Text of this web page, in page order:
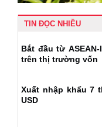
TIN ĐỌC NHIỀU
Bắt đầu từ
trên thị trường vốn
Xuất nhập khẩu 7
USD